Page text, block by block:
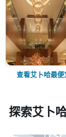
查看艾卜哈最
探索艾卜